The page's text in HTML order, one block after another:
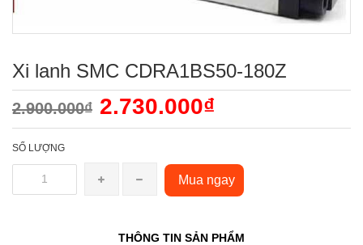
Xi lanh SMC CDRA1BS50-180Z
2.900.000₫ 2.730.000₫
SỐ LƯỢNG
Mua ngay
THÔNG TIN SẢN PHẨM